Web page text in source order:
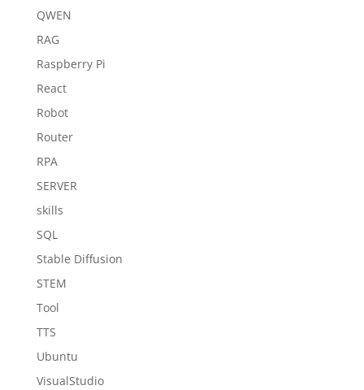
QWEN
RAG
Raspberry Pi
React
Robot
Router
RPA
SERVER
skills
SQL
Stable Diffusion
STEM
Tool
TTS
Ubuntu
VisualStudio